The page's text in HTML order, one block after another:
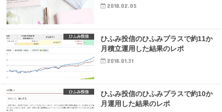
2018.02.05
ひふみ投信
ひふみ投信のひふみプラスで約11か
月積立運用した結果のレポ
2018.01.31
ひふみ投信
ひふみ投信のひふみプラスで約10か
月運用した結果のレポ